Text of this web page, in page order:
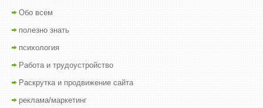
Обо всем
полезно знать
психология
Работа и трудоустройство
Раскрутка и продвижение сайта
реклама/маркетинг